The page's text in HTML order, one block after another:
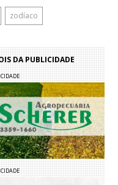
zodíaco
DA PUBLICIDADE